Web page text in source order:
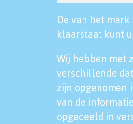
De van het
klaarstaat kunt
Wij hebben met
verschillende
zijn opgenomen
van de
opgedeeld in